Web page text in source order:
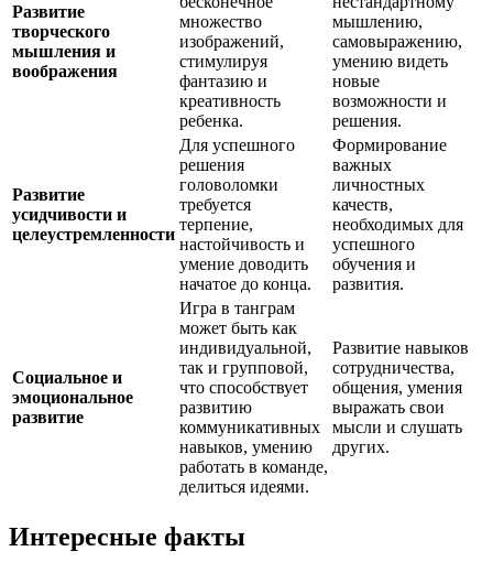
Развитие
творческого
мышления и
воображения
множество
изображений,
стимулируя
фантазию и
креативность
ребенка.
мышлению,
самовыражению,
умению видеть
новые
возможности и
решения.
Развитие
усидчивости и
целеустремленности
Для успешного
решения
головоломки
требуется
терпение,
настойчивость и
умение доводить
начатое до конца.
Формирование
важных
личностных
качеств,
необходимых для
успешного
обучения и
развития.
Социальное и
эмоциональное
развитие
Игра в танграм
может быть как
индивидуальной,
так и групповой,
что способствует
развитию
коммуникативных
навыков, умению
работать в команде,
делиться идеями.
Развитие навыков
сотрудничества,
общения, умения
выражать свои
мысли и слушать
других.
Интересные факты